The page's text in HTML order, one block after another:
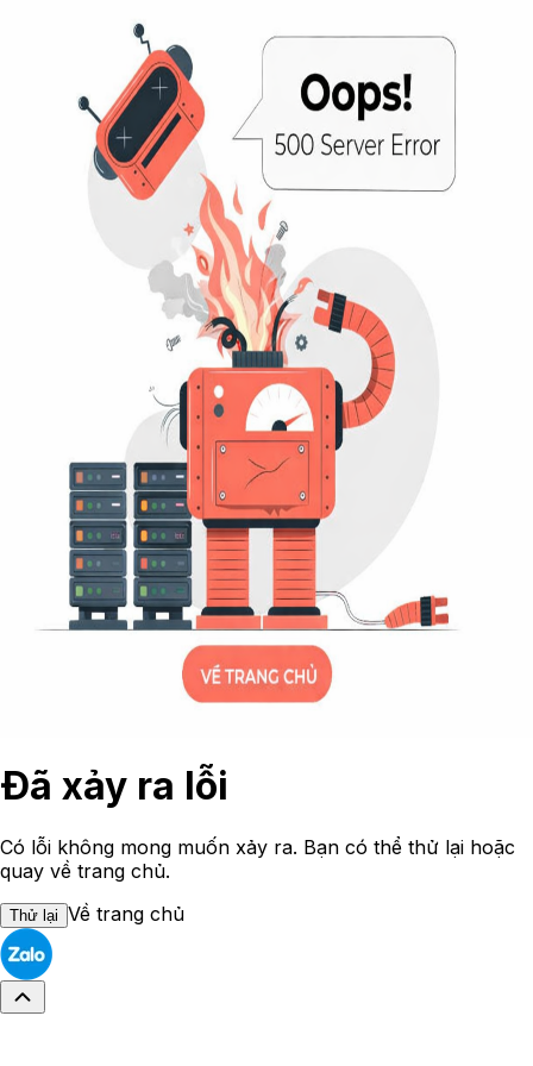
Đã xảy ra lỗi
Có lỗi không mong muốn xảy ra. Bạn có thể thử lại hoặc
quay về trang chủ.
Thử lại Về trang chủ